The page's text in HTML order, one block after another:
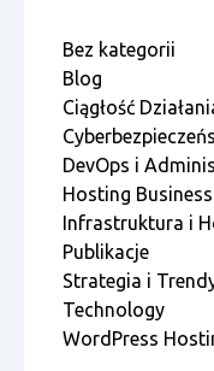
Bez kategorii
Blog
Ciągłość
DevOps i
Hosting Business
Infrastruktura i
Publikacje
Strategia i
Technology
WordPress